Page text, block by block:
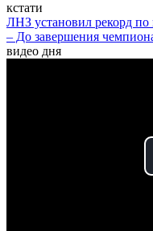
кстати
ЛНЗ установил рекорд
– До завершения
видео дня